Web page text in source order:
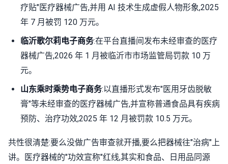
疗贴"医疗器械广告,并用 AI 技术生成虚假人物形象,2025
年 7 月被罚 120 万元。
临沂歌尔莉电子商务:在平台直播间发布未经审查的医疗
器械广告,2026 年 1 月被临沂市市场监管局罚款 10 万
元。
山东乘时乘势电子商务:以直播形式发布"医用牙齿脱敏
膏"等未经审查的医疗器械广告,并宣称普通食品具有疾病
预防、治疗功效,2025 年 12 月被罚款 10.5 万元。
共性很清楚:要么没做广告审查就开播,要么把器械往"治病"上
讲。医疗器械的"功效宣称"红线,其实和食品、日用品同源